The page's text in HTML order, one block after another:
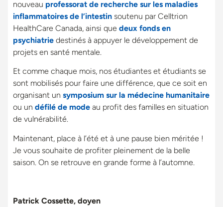
nouveau professorat de recherche sur les maladies
inflammatoires de l’intestin soutenu par Celltrion
HealthCare Canada, ainsi que deux fonds en
psychiatrie destinés à appuyer le développement de
projets en santé mentale.
Et comme chaque mois, nos étudiantes et étudiants se
sont mobilisés pour faire une différence, que ce soit en
organisant un symposium sur la médecine humanitaire
ou un défilé de mode au profit des familles en situation
de vulnérabilité.
Maintenant, place à l’été et à une pause bien méritée !
Je vous souhaite de profiter pleinement de la belle
saison. On se retrouve en grande forme à l’automne.
Patrick Cossette, doyen